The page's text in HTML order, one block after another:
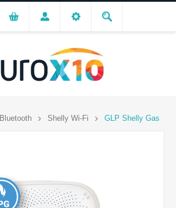
Shelly Wi-Fi GLP Shelly Gas